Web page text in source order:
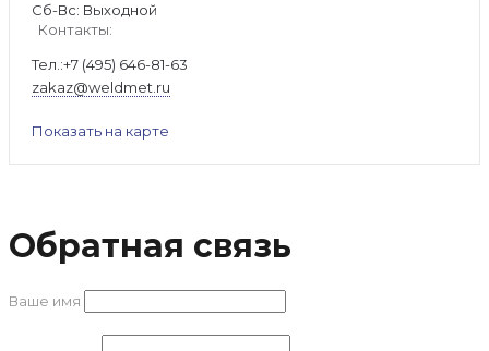
Cб-Вс: Выходной
Контакты:
Тел.:+7 (495) 646-81-63
zakaz@weldmet.ru
Показать на карте
Обратная связь
Ваше имя